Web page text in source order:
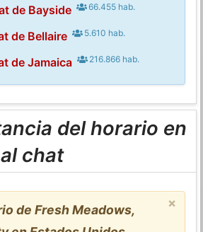
de Bayside 66.455 hab.
de Bellaire 5.610 hab.
de Jamaica 216.866 hab.
del horario en
chat
×
de Fresh Meadows,